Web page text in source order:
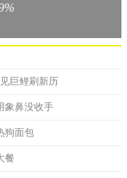
从那个旧纸盒里找到了
思伟连忙与居民委员会
巨鲤刷新历
象鼻没收手
狗面包
餐